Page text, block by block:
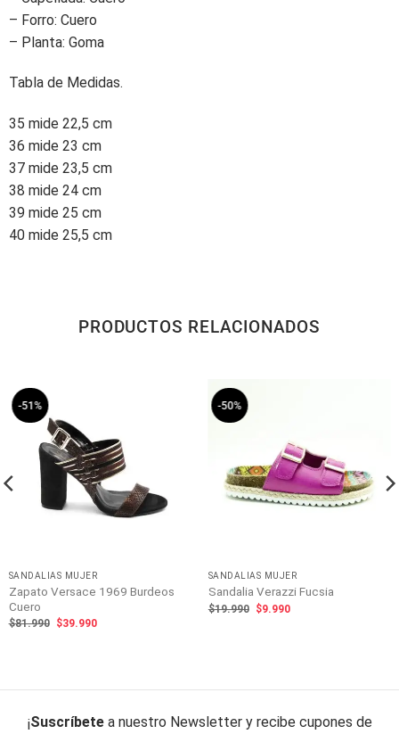
– Forro: Cuero
– Planta: Goma
Tabla de Medidas.
35 mide 22,5 cm
36 mide 23 cm
37 mide 23,5 cm
38 mide 24 cm
39 mide 25 cm
40 mide 25,5 cm
PRODUCTOS RELACIONADOS
-51%
SANDALIAS MUJER
Zapato Versace 1969 Burdeos
Cuero
$81.990
El
$39.990El
-50%
SANDALIAS MUJER
Sandalia Verazzi Fucsia
$19.990 El
$9.990El
¡Suscríbete a nuestro Newsletter y recibe cupones de